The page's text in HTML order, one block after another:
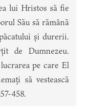
lui Hristos să fie
Său să rămână
și durerii.
de Dumnezeu.
pe care El
să vestească
458.